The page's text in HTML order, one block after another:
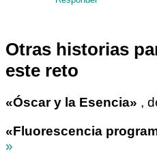
Otras historias
este reto
«Óscar y la Esencia» ,
«Fluorescencia
»